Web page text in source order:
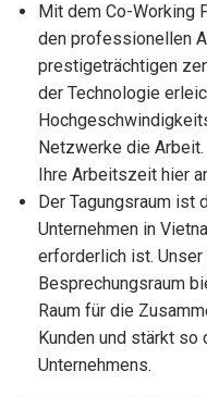
Mit dem Co-Working
den professionellen
prestigeträchtigen
der Technologie
Netzwerke die
Ihre Arbeitszeit hier
Der Tagungsraum ist
Unternehmen in
erforderlich ist.
Besprechungsraum
Raum für die
Kunden und stärkt so
Unternehmens.